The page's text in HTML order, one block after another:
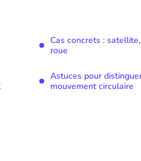
Cas concrets :
roue
Astuces pour
mouvement circulaire